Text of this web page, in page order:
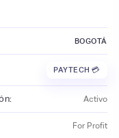
BOGOTÁ
PAYTECH 💳
Activo
For Profit